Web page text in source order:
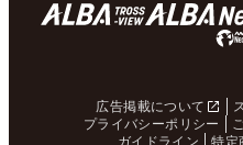
広告掲載について
プライバシーポリシー
ガイドライン
特定